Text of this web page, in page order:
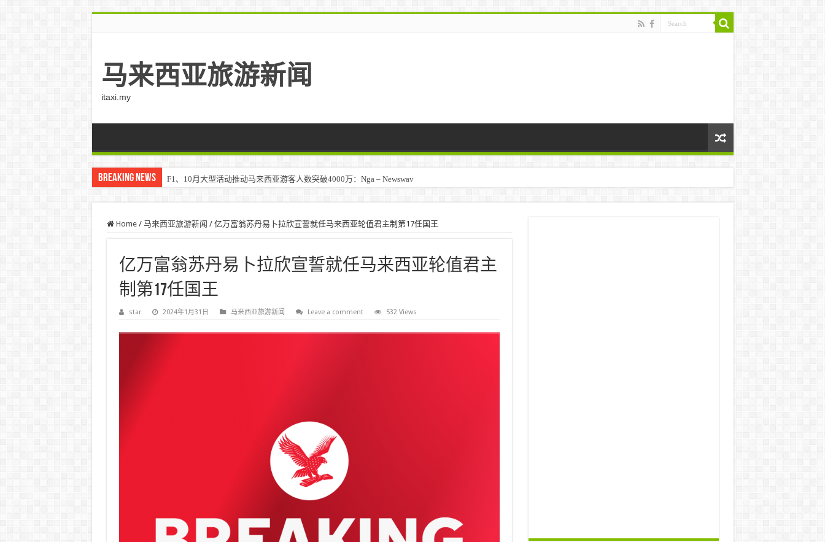
马来西亚旅游新闻
itaxi.my
Breaking News F1、10月大型活动推动马来西亚游客人数突破4000万：Nga – Newswav
Home / 马来西亚旅游新闻 / 亿万富翁苏丹易卜拉欣宣誓就任马来西亚轮值君主制第17任国王
亿万富翁苏丹易卜拉欣宣誓就任马来西亚轮值君主
制第17任国王
star 2024年1月31日 马来西亚旅游新闻 Leave a comment 532 Views